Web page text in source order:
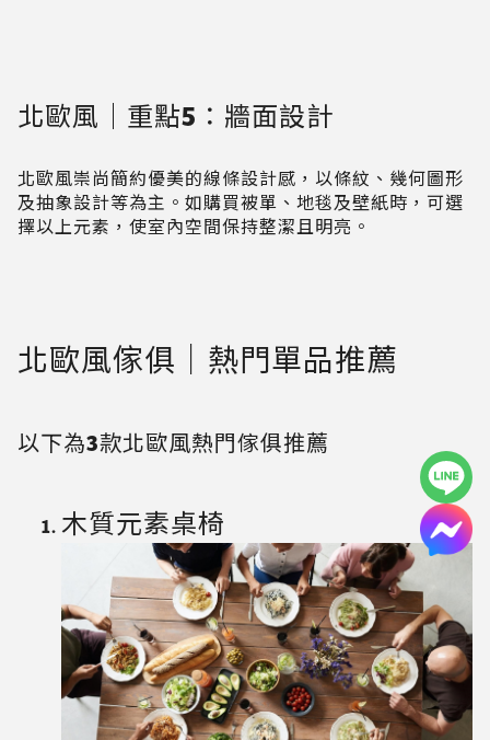
北歐風｜重點5：牆面設計
北歐風崇尚簡約優美的線條設計感，以條紋、幾何圖形
及抽象設計等為主。如購買被單、地毯及壁紙時，可選
擇以上元素，使室內空間保持整潔且明亮。
北歐風傢俱｜熱門單品推薦
以下為3款北歐風熱門傢俱推薦
木質元素桌椅